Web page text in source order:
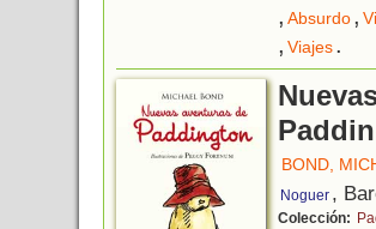
, Absurdo,
, Viajes.
BOND,
Noguer ,
Colección: